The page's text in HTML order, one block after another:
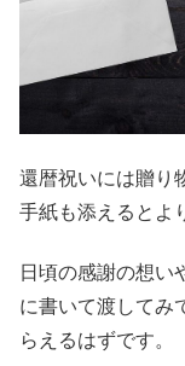
還暦祝いには贈り
手紙も添えるとよ
日頃の感謝の想い
に書いて渡してみ
らえるはずです。